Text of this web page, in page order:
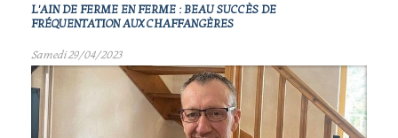
L'AIN DE FERME EN FERME : BEAU SUCCÈS DE
FRÉQUENTATION AUX CHAFFANGÈRES
Samedi 29/04/2023